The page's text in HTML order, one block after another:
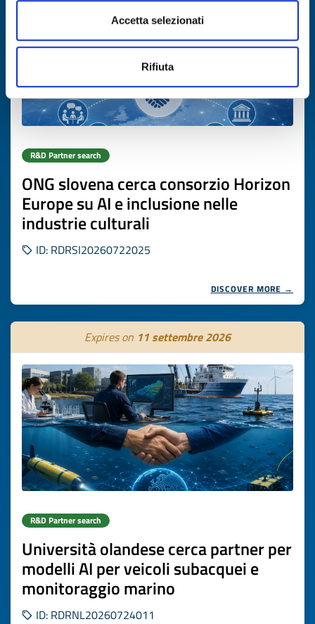
Accetta selezionati
Rifiuta
R&D Partner search
ONG slovena cerca consorzio Horizon
Europe su AI e inclusione nelle
industrie culturali
ID: RDRSI20260722025
DISCOVER MORE →
Expires on 11 settembre 2026
R&D Partner search
Università olandese cerca partner per
modelli AI per veicoli subacquei e
monitoraggio marino
ID: RDRNL20260724011